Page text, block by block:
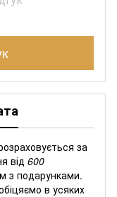
за
від 600
з подарунками.
в усяких